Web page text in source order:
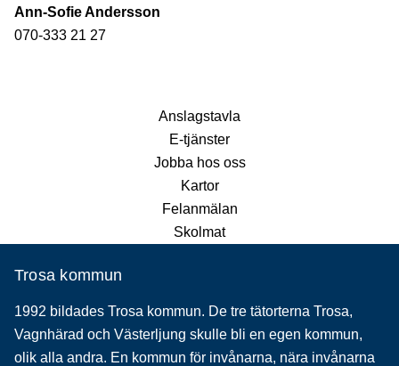
Ann-Sofie Andersson
070-333 21 27
Anslagstavla
E-tjänster
Jobba hos oss
Kartor
Felanmälan
Skolmat
Trosa kommun
1992 bildades Trosa kommun. De tre tätorterna Trosa,
Vagnhärad och Västerljung skulle bli en egen kommun,
olik alla andra. En kommun för invånarna, nära invånarna